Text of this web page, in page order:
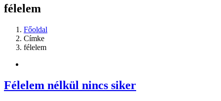
félelem
Főoldal
Címke
félelem
Félelem nélkül nincs siker